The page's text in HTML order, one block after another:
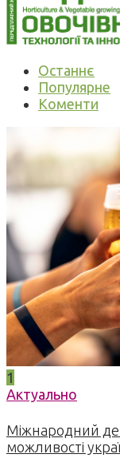
Останнє
Популярне
Коменти
1
Актуально
Міжнародний
можливості